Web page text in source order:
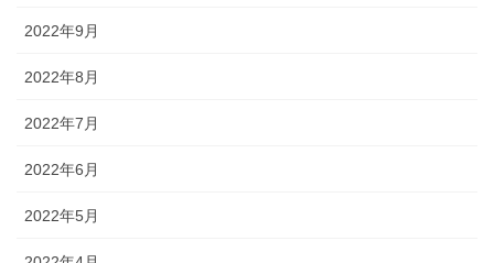
2022年9月
2022年8月
2022年7月
2022年6月
2022年5月